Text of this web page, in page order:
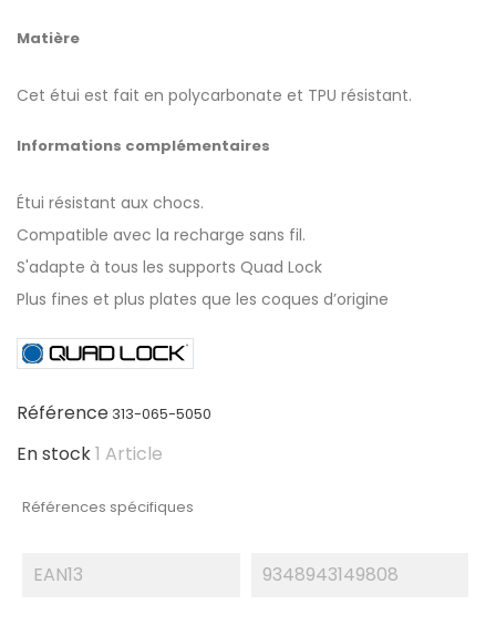
Matière
Cet étui est fait en polycarbonate et TPU résistant.
Informations complémentaires
Étui résistant aux chocs.
Compatible avec la recharge sans fil.
S'adapte à tous les supports Quad Lock
Plus fines et plus plates que les coques d’origine
Référence 313-065-5050
En stock1 Article
Références spécifiques
EAN13 9348943149808